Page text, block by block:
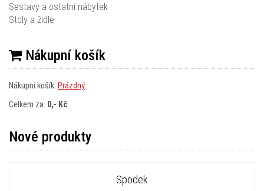
Sestavy a ostatní nábytek
Stoly a židle
Nákupní košík
Nákupní košík: Prázdný
Celkem za: 0,- Kč
Nové produkty
Spodek